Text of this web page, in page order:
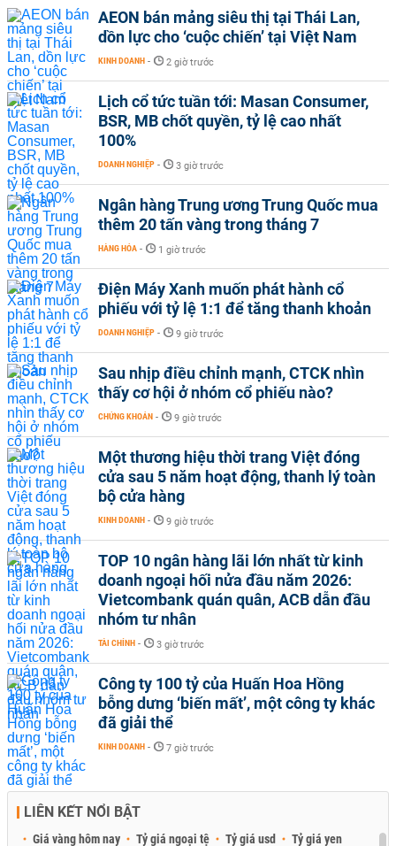
AEON bán mảng siêu thị tại Thái Lan,
dồn lực cho ‘cuộc chiến’ tại Việt Nam
KINH DOANH - 2 giờ trước
Lịch cổ tức tuần tới: Masan Consumer,
BSR, MB chốt quyền, tỷ lệ cao nhất
100%
DOANH NGHIỆP - 3 giờ trước
Ngân hàng Trung ương Trung Quốc mua
thêm 20 tấn vàng trong tháng 7
HÀNG HÓA - 1 giờ trước
Điện Máy Xanh muốn phát hành cổ
phiếu với tỷ lệ 1:1 để tăng thanh khoản
DOANH NGHIỆP - 9 giờ trước
Sau nhịp điều chỉnh mạnh, CTCK nhìn
thấy cơ hội ở nhóm cổ phiếu nào?
CHỨNG KHOÁN - 9 giờ trước
Một thương hiệu thời trang Việt đóng
cửa sau 5 năm hoạt động, thanh lý toàn
bộ cửa hàng
KINH DOANH - 9 giờ trước
TOP 10 ngân hàng lãi lớn nhất từ kinh
doanh ngoại hối nửa đầu năm 2026:
Vietcombank quán quân, ACB dẫn đầu
nhóm tư nhân
TÀI CHÍNH - 3 giờ trước
Công ty 100 tỷ của Huấn Hoa Hồng
bỗng dưng ‘biến mất’, một công ty khác
đã giải thể
KINH DOANH - 7 giờ trước
LIÊN KẾT NỔI BẬT
Giá vàng hôm nay Tỷ giá ngoại tệ Tỷ giá usd Tỷ giá yen